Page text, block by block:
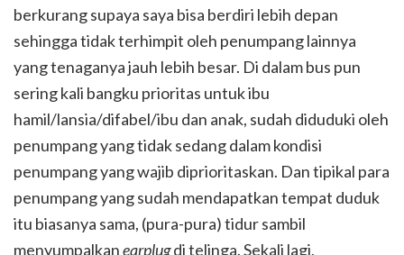
berkurang supaya saya bisa berdiri lebih depan
sehingga tidak terhimpit oleh penumpang lainnya
yang tenaganya jauh lebih besar. Di dalam bus pun
sering kali bangku prioritas untuk ibu
hamil/lansia/difabel/ibu dan anak, sudah diduduki oleh
penumpang yang tidak sedang dalam kondisi
penumpang yang wajib diprioritaskan. Dan tipikal para
penumpang yang sudah mendapatkan tempat duduk
itu biasanya sama, (pura-pura) tidur sambil
menyumpalkanearplugdi telinga. Sekali lagi,